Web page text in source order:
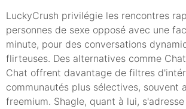
LuckyCrush privilégie les rencontres
personnes de sexe opposé avec une
minute, pour des conversations
flirteuses. Des alternatives comme
Chat offrent davantage de filtres
communautés plus sélectives, souvent
freemium. Shagle, quant à lui,